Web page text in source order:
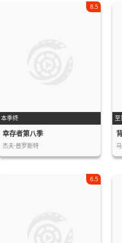
本季终
8.5
幸存者第八季
杰夫·普罗斯特
6.5